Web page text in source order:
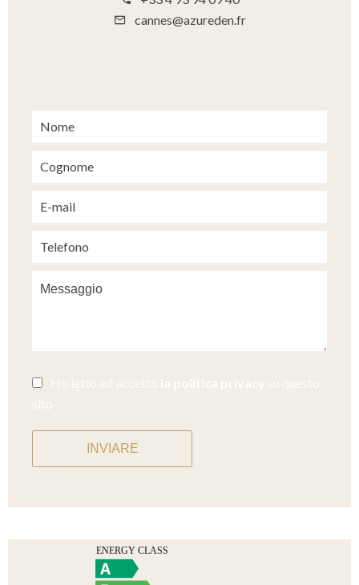
cannes@azureden.fr
Ho letto ed accetto la politica privacy su questo
sito
INVIARE